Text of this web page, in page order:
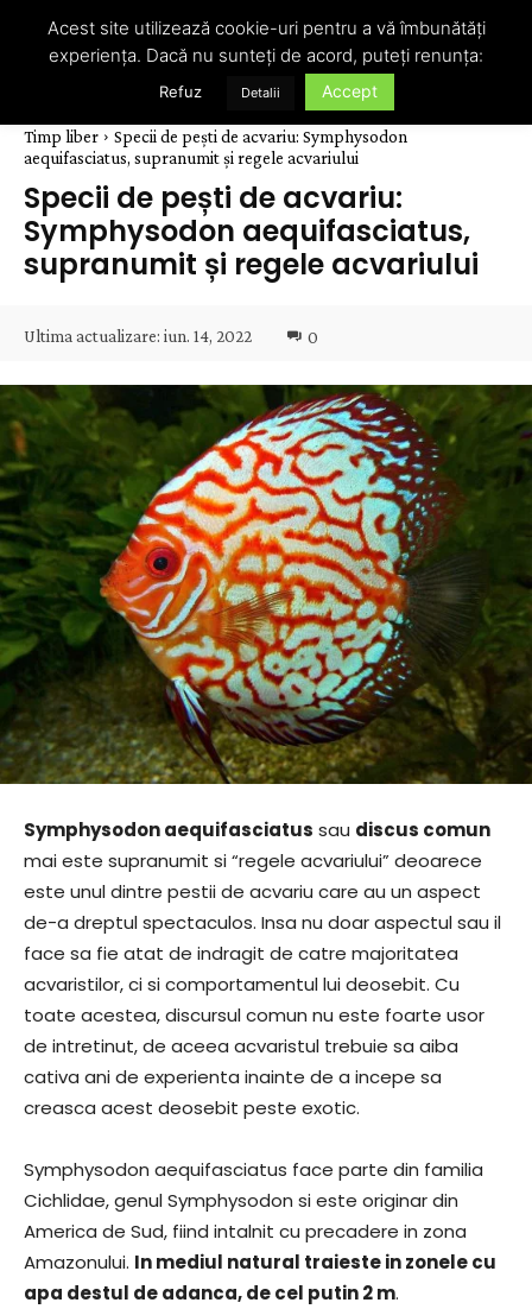
Timp liber
Specii de pești de acvariu: Symphysodon
aequifasciatus, supranumit și regele acvariului
Specii de pești de acvariu:
Symphysodon aequifasciatus,
supranumit și regele acvariului
Ultima actualizare: iun. 14, 2022 0
Symphysodon aequifasciatus sau discus comun
mai este supranumit si “regele acvariului” deoarece
este unul dintre pestii de acvariu care au un aspect
de-a dreptul spectaculos. Insa nu doar aspectul sau il
face sa fie atat de indragit de catre majoritatea
acvaristilor, ci si comportamentul lui deosebit. Cu
toate acestea, discursul comun nu este foarte usor
de intretinut, de aceea acvaristul trebuie sa aiba
cativa ani de experienta inainte de a incepe sa
creasca acest deosebit peste exotic.
Symphysodon aequifasciatus face parte din familia
Cichlidae, genul Symphysodon si este originar din
America de Sud, fiind intalnit cu precadere in zona
Amazonului. In mediul natural traieste in zonele cu
apa destul de adanca, de cel putin 2 m.
Acest site utilizează cookie-uri pentru a vă îmbunătăți
experiența. Dacă nu sunteți de acord, puteți renunța:
Refuz Detalii Accept